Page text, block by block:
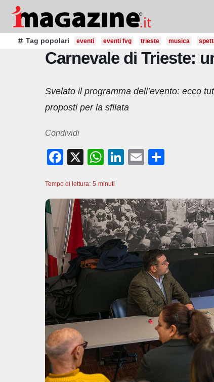
Salta
contenutoTag popolari eventi eventi fvg trieste musica
Carnevale di Trieste:
Svelato il programma dell’evento: ecco
proposti per la sfilata
Condividi
F
c
e
b
o
o
k
X
W
at
s
A
p
p
Li
e
dI
n
E
di
vi
di
Tempo di lettura: 5 minuti